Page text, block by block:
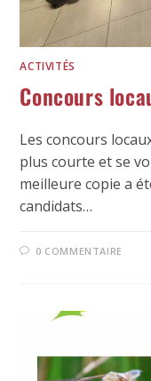
ACTIVITÉS
Concours
Les concours
plus courte et se
meilleure copie a
candidats…
0 COMMENTAIRE